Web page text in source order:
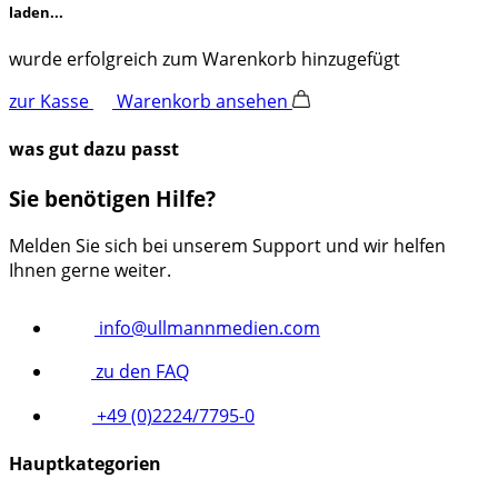
laden...
wurde erfolgreich zum Warenkorb hinzugefügt
zur Kasse
Warenkorb ansehen
was gut dazu passt
Sie benötigen Hilfe?
Melden Sie sich bei unserem Support und wir helfen
Ihnen gerne weiter.
info@ullmannmedien.com
zu den FAQ
+49 (0)2224/7795-0
Hauptkategorien